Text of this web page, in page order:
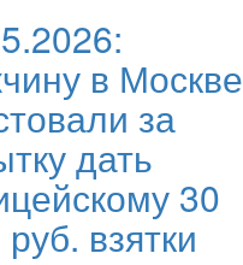
в Москве
за
дать
30
взятки